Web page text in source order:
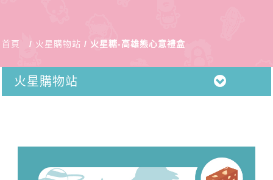
首頁 火星購物站 火星糖-高雄熊心意禮盒
火星購物站